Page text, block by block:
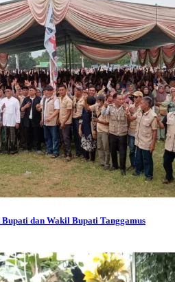
dan Wakil Bupati Tanggamus